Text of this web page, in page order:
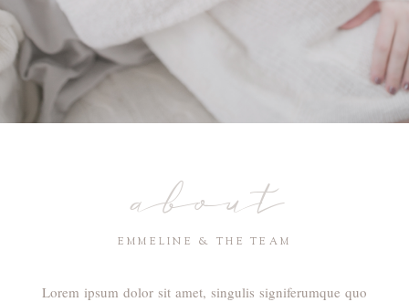
EMMELINE & THE TEAM
about
Lorem ipsum dolor sit amet, singulis signiferumque quo